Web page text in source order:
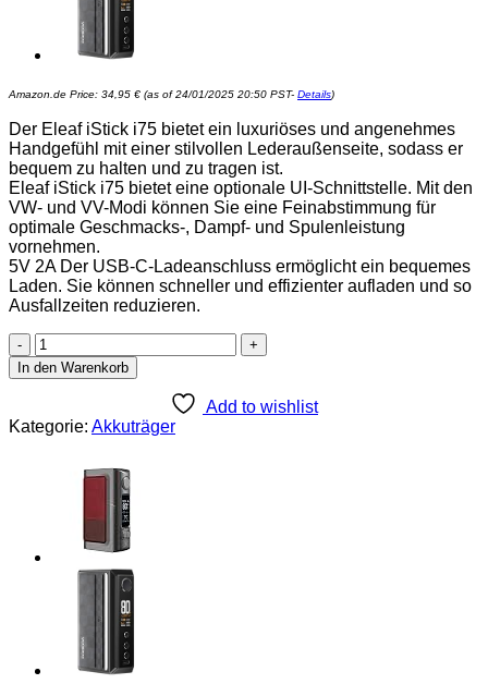
Amazon.de Price: 34,95 € (as of 24/01/2025 20:50 PST- Details)
Der Eleaf iStick i75 bietet ein luxuriöses und angenehmes
Handgefühl mit einer stilvollen Lederaußenseite, sodass er
bequem zu halten und zu tragen ist.
Eleaf iStick i75 bietet eine optionale UI-Schnittstelle. Mit den
VW- und VV-Modi können Sie eine Feinabstimmung für
optimale Geschmacks-, Dampf- und Spulenleistung
vornehmen.
5V 2A Der USB-C-Ladeanschluss ermöglicht ein bequemes
Laden. Sie können schneller und effizienter aufladen und so
Ausfallzeiten reduzieren.
Eleaf
iStick
i75
Mod
75W
2A
Vintage
Display
Einstellbar
ohne
In den Warenkorb
Add to wishlist
Kategorie: Akkuträger